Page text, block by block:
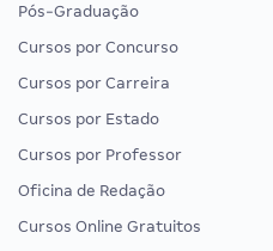
Pós-Graduação
Cursos por Concurso
Cursos por Carreira
Cursos por Estado
Cursos por Professor
Oficina de Redação
Cursos Online Gratuitos